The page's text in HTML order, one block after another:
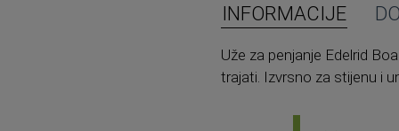
INFORMACIJE
Uže za penjanje Edelrid
trajati. Izvrsno za stijenu i